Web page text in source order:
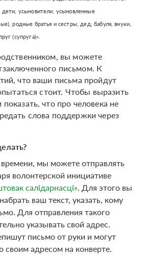
дети, усыновители, усыновленные
родные братья и сестры, дед, бабуля, внуки,
(супруга)».
вы можете
письмом. К
что ваши письма пройдут
стоит. Чтобы выразить
что про человека не
слова поддержки через
мы можете отправлять
волонтерской инициативе
салідарнасці». Для этого вы
ваш текст, указать, кому
Для отправления такого
указывать свой адрес.
письмо от руки и могут
своим адресом на конверте.